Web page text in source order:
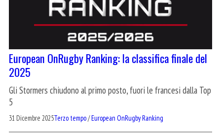
European OnRugby Ranking: la classifica finale del
2025
Gli Stormers chiudono al primo posto, fuori le francesi dalla Top
5
31 Dicembre 2025Terzo tempo/European OnRugby Ranking